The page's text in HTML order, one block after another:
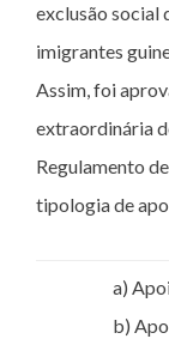
exclusão social
imigrantes
Assim, foi
extraordinária
Regulamento
tipologia de
a)
b)